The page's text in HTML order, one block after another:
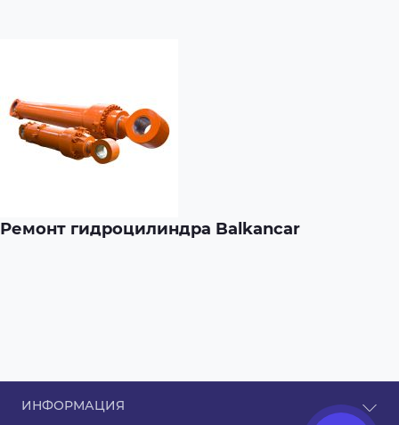
Ремонт гидроцилиндра Balkancar
ИНФОРМАЦИЯ